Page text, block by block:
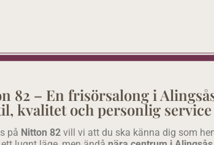
82 – En frisörsalong i
kvalitet och personlig service
på Nitton 82 vill vi att du ska känna dig som